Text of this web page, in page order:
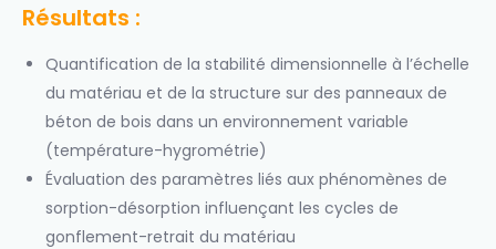
Résultats :
Quantification de la stabilité dimensionnelle à l’échelle
du matériau et de la structure sur des panneaux de
béton de bois dans un environnement variable
(température-hygrométrie)
Évaluation des paramètres liés aux phénomènes de
sorption-désorption influençant les cycles de
gonflement-retrait du matériau